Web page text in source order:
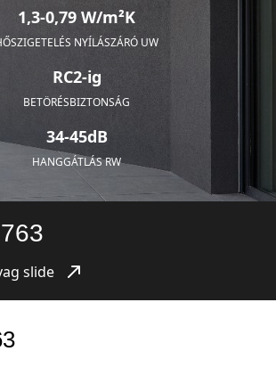
1,3-0,79 W/m²K
NYÍLÁSZÁRÓ UW
RC2-ig
BETÖRÉSBIZTONSÁG
34-45dB
HANGGÁTLÁS RW
slide